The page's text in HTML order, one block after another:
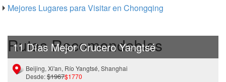
Mejores Lugares para Visitar en Chongqing
Rutas Recomendables
11 Días Mejor Crucero Yangtsé
Beijing, Xi'an, Río Yangtsé, Shanghai
Desde:$1967$1770